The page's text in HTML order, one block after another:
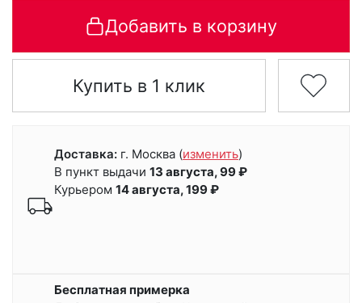
Добавить в корзину
Купить в 1 клик
Доставка: г. Москва (изменить)
В пункт выдачи 13 августа, 99 ₽
Курьером 14 августа, 199 ₽
Бесплатная примерка